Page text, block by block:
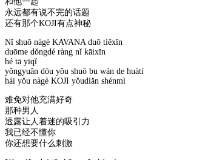
永远都有说不完的话题
还有那个KOJI有点神秘
Nǐ shuō nàgè KAVANA duō tiēxīn
duōme dǒngdé ràng nǐ kāixīn
hé tā yīqǐ
yǒngyuǎn dōu yǒu shuō bu wán de huàtí
hái yǒu nàgè KOJI yǒudiǎn shénmì
难免对他充满好奇
那种男人
透露让人着迷的吸引力
我已经不懂你
你还想要什么刺激